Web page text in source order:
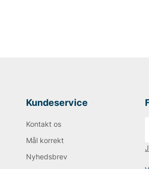
Kundeservice
Kontakt os
Mål korrekt
Nyhedsbrev